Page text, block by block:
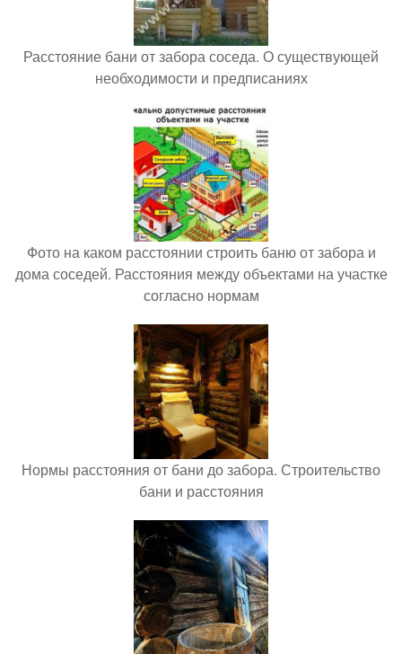
Расстояние бани от забора соседа. О существующей
необходимости и предписаниях
Фото на каком расстоянии строить баню от забора и
дома соседей. Расстояния между объектами на участке
согласно нормам
Нормы расстояния от бани до забора. Строительство
бани и расстояния